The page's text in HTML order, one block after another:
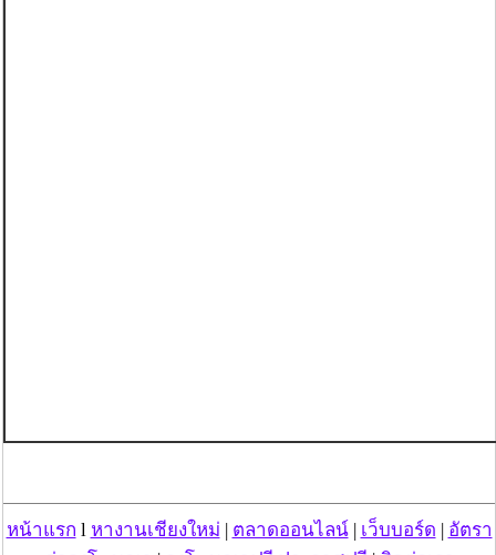
หน้าแรก l หางานเชียงใหม่ | ตลาดออนไลน์| เว็บบอร์ด | อัตรา